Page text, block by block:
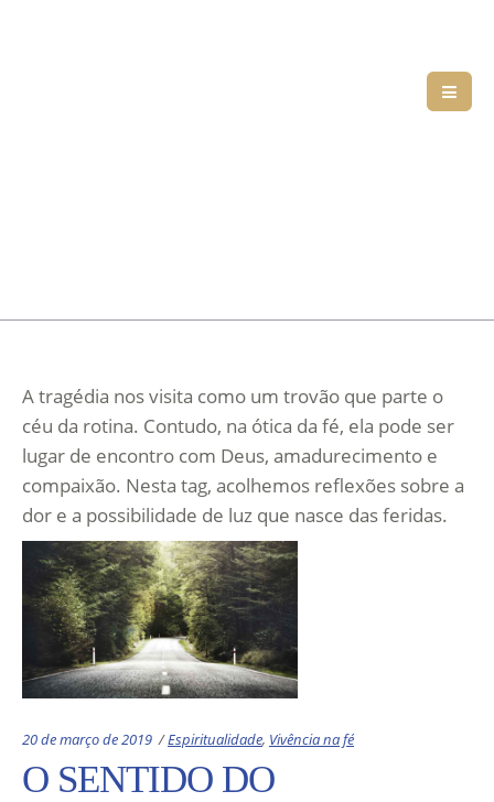
A tragédia nos visita como um trovão que parte o
céu da rotina. Contudo, na ótica da fé, ela pode ser
lugar de encontro com Deus, amadurecimento e
compaixão. Nesta tag, acolhemos reflexões sobre a
dor e a possibilidade de luz que nasce das feridas.
20 de março de 2019 Categories:
Espiritualidade, Vivência na fé
O SENTIDO DO